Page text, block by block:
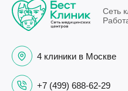
Сеть
4 клиники в Москве
+7 (499) 688-62-29